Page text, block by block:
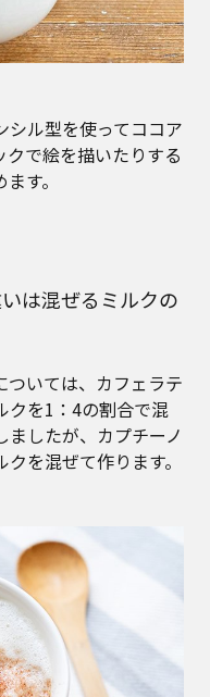
シル型を使ってココア
で絵を描いたりする
す。
は混ぜるミルクの
ついては、カフェラテ
クを1：4の割合で混
したが、カプチーノ
を混ぜて作ります。